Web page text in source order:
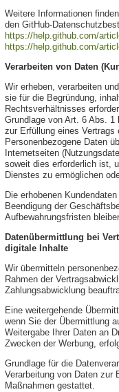
Weitere Informationen
den GitHub-
https://help.github.com/
https://help.github.com/
Verarbeiten von Daten
Wir erheben, verarbeiten
sie für die Begründung,
Rechtsverhältnisses
Grundlage von Art. 6 Abs.
zur Erfüllung eines
Personenbezogene Daten
Internetseiten
soweit dies erforderlich ist,
Dienstes zu ermöglichen
Die erhobenen
Beendigung der
Aufbewahrungsfristen
Datenübermittlung bei
digitale Inhalte
Wir übermitteln
Rahmen der
Zahlungsabwicklung
Eine weitergehende
wenn Sie der Übermittlung
Weitergabe Ihrer Daten an
Zwecken der Werbung,
Grundlage für die
Verarbeitung von Daten zur
Maßnahmen gestattet.